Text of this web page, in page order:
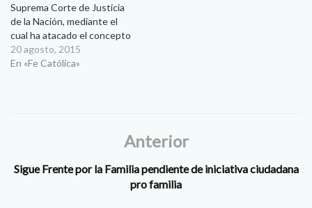
Suprema Corte de Justicia
de la Nación, mediante el
cual ha atacado el concepto
de familia, el Consejo
Mexicano de la Familia lanzó
20 agosto, 2015
En «Fe Católica»
Anterior
Sigue Frente por la Familia pendiente de iniciativa ciudadana
pro familia